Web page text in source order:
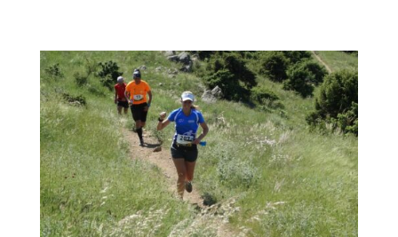
a
c
e
b
o
o
k
e
ss
e
n
g
e
r
b
e
r
m
ai
l
w
it
te
r
n
te
r
e
st